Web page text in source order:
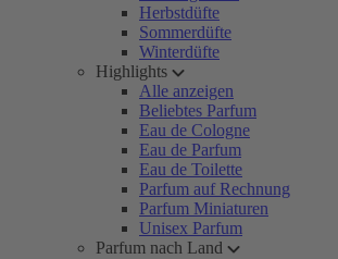
Herbstdüfte
Sommerdüfte
Winterdüfte
Highlights
Alle anzeigen
Beliebtes Parfum
Eau de Cologne
Eau de Parfum
Eau de Toilette
Parfum auf Rechnung
Parfum Miniaturen
Unisex Parfum
Parfum nach Land